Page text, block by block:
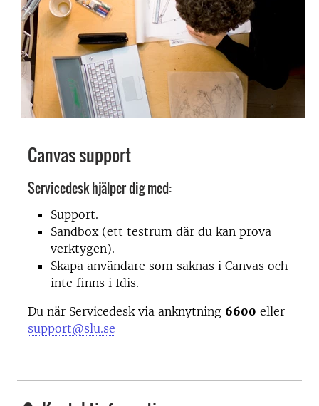
Canvas support
Servicedesk hjälper dig med:
Support.
Sandbox (ett testrum där du kan prova
verktygen).
Skapa användare som saknas i Canvas och
inte finns i Idis.
Du når Servicedesk via anknytning 6600 eller
support@slu.se